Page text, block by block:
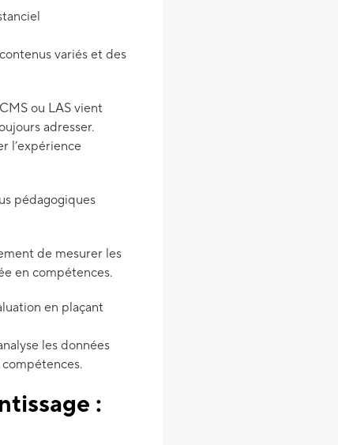
variés et des
ou LAS vient
adresser.
l’expérience
pédagogiques
de mesurer les
en compétences.
en plaçant
les données
: